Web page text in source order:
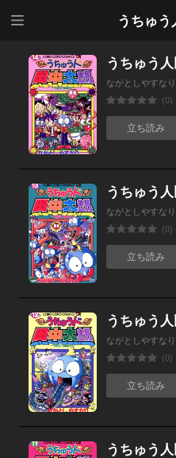
うちゅう
うちゅう
ながとしやすなり
(0)
立ち読み
うちゅう
ながとしやすなり
(0)
立ち読み
うちゅう
ながとしやすなり
(0)
立ち読み
うちゅう